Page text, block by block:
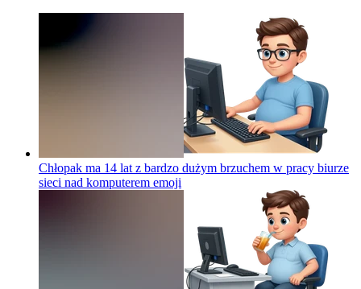
Chłopak ma 14 lat z bardzo dużym brzuchem w pracy biurze
sieci nad komputerem emoji